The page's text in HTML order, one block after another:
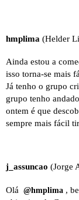
hmplima (Helder
Ainda estou a
isso torna-se mais
Já tenho o grupo
grupo tenho
ontem é que
sempre mais fácil
j_assuncao (Jorge
Olá @hmplima ,